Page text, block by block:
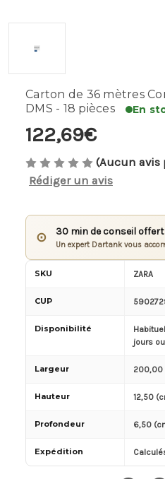
Carton de 36 mètres
DMS - 18 pièces
En
122,69€
(Aucun avis
Rédiger un avis
⊙ 30 min de conseil offert
Un expert Dartank vous
SKU ZARA
CUP
Disponibilité
jours
Largeur 200,00
Hauteur 12,50
Profondeur 6,50
Expédition